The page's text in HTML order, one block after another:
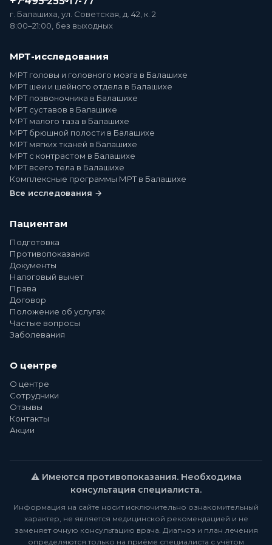
г. Балашиха, ул. Советская, д. 42, к. 2
8:00–21:00, без выходных
МРТ-исследования
МРТ головы и головного мозга в Балашихе
МРТ шеи и шейного отдела в Балашихе
МРТ позвоночника в Балашихе
МРТ суставов в Балашихе
МРТ малого таза в Балашихе
МРТ брюшной полости в Балашихе
МРТ мягких тканей в Балашихе
МРТ с контрастом в Балашихе
МРТ всего тела в Балашихе
Комплексные программы МРТ в Балашихе
Все исследования →
Пациентам
Подготовка
Противопоказания
Документы
Налоговый вычет
Права
Договор
Положение об услугах
Частые вопросы
Заболевания
О центре
О центре
Сотрудники
Отзывы
Контакты
Акции
⚠️ Имеются противопоказания. Необходима
консультация специалиста.
Информация на сайте носит исключительно ознакомительный
характер, не является медицинской рекомендацией и не
заменяет очную консультацию врача. Диагноз и план лечения
определяются только на приёме специалиста с учётом